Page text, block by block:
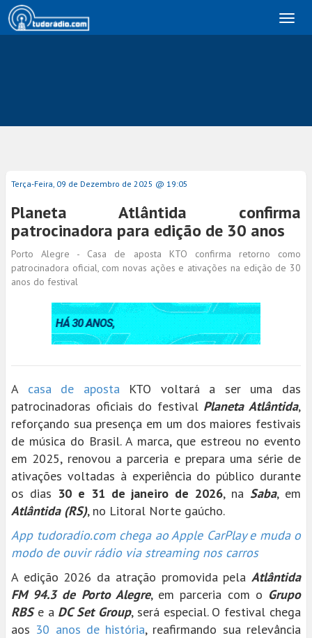
Terça-Feira, 09 de Dezembro de 2025 @ 19:05
Planeta Atlântida confirma
patrocinadora para edição de 30 anos
Porto Alegre - Casa de aposta KTO confirma retorno como
patrocinadora oficial, com novas ações e ativações na edição de 30
anos do festival
A casa de aposta KTO voltará a ser uma das
patrocinadoras oficiais do festival Planeta Atlântida,
reforçando sua presença em um dos maiores festivais
de música do Brasil. A marca, que estreou no evento
em 2025, renovou a parceria e prepara uma série de
ativações voltadas à experiência do público durante
os dias 30 e 31 de janeiro de 2026, naSaba, em
Atlântida (RS), no Litoral Norte gaúcho.
App tudoradio.com chega ao Apple CarPlay e muda o
modo de ouvir rádio via streaming nos carros
A edição 2026 da atração promovida pela Atlântida
FM 94.3 de Porto Alegre, em parceria com o Grupo
RBSe a DC Set Group, será especial. O festival chega
aos 30 anos de história, reafirmando sua relevância